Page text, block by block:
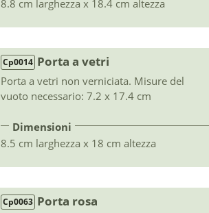
8.8 cm larghezza x 18.4 cm altezza
Cp0014 Porta a vetri
Porta a vetri non verniciata. Misure del
vuoto necessario: 7.2 x 17.4 cm
Dimensioni
8.5 cm larghezza x 18 cm altezza
Cp0063 Porta rosa